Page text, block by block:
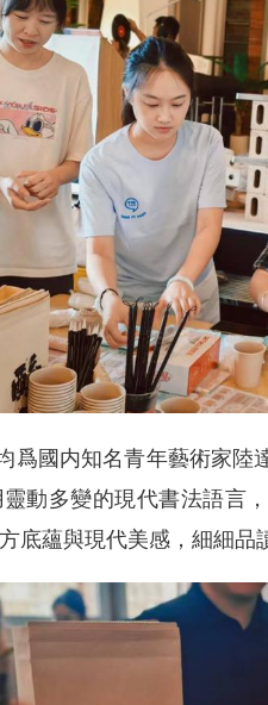
國内知名青年藝術家陸
動多變的現代書法語言
底蘊與現代美感，細細品